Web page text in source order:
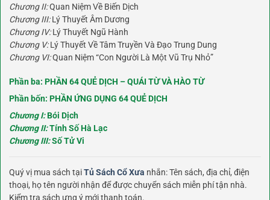
Chương II:Quan Niệm Về Biến Dịch
Chương III:Lý Thuyết Âm Dương
Chương IV:Lý Thuyết Ngũ Hành
Chương V:Lý Thuyết Về Tâm Truyền Và Đạo Trung Dung
Chương VI:Quan Niệm “Con Người Là Một Vũ Trụ Nhỏ”
Phần ba: PHẦN 64 QUẺ DỊCH – QUÁI TỪ VÀ HÀO TỪ
Phần bốn: PHẦN ỨNG DỤNG 64 QUẺ DỊCH
Chương I:Bói Dịch
Chương II:Tính Số Hà Lạc
Chương III:Số Tử Vi
Quý vị mua sách tạiTủ Sách Cổ Xưa nhắn: Tên sách, địa chỉ, điện
thoại, họ tên người nhận để được chuyển sách miễn phí tận nhà.
Kiểm tra sách ưng ý mới thanh toán.